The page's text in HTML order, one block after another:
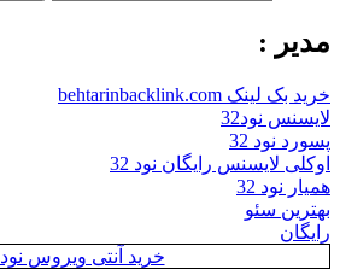
مدیر :
خرید بک لینک behtarinbacklink.com
لایسنس نود32
پسورد نود 32
اوکلی لایسنس رایگان نود 32
همیار نود 32
بهترین سئو
رایگان
خرید آنتی ویروس نود 32